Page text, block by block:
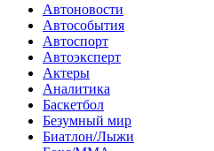
Автоновости
Автособытия
Автоспорт
Автоэксперт
Актеры
Аналитика
Баскетбол
Безумный мир
Биатлон/Лыжи